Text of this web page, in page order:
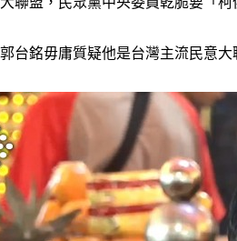
台銘毋庸質疑他是台灣主流民意